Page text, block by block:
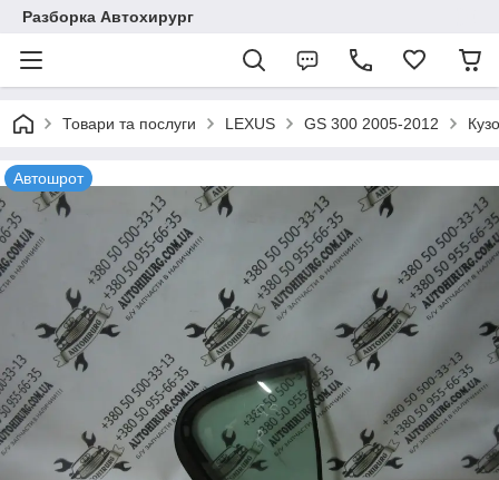
Разборка Автохирург
Товари та послуги LEXUS GS 300 2005-2012
Автошрот